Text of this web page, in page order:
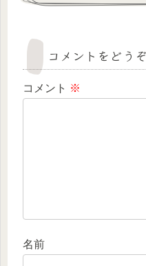
コメントをどうぞ
コメント ※
名前